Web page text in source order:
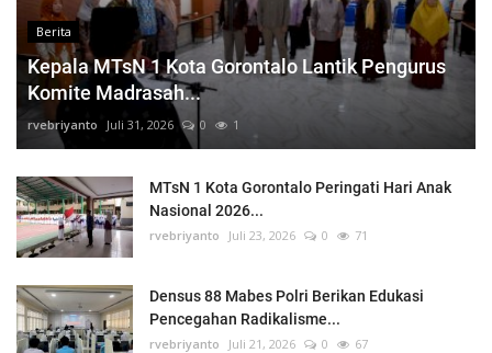
Berita
Kepala MTsN 1 Kota Gorontalo Lantik Pengurus
Komite Madrasah...
rvebriyanto Juli 31, 2026 0 1
MTsN 1 Kota Gorontalo Peringati Hari Anak
Nasional 2026...
rvebriyanto Juli 23, 2026 0 71
Densus 88 Mabes Polri Berikan Edukasi
Pencegahan Radikalisme...
rvebriyanto Juli 21, 2026 0 67